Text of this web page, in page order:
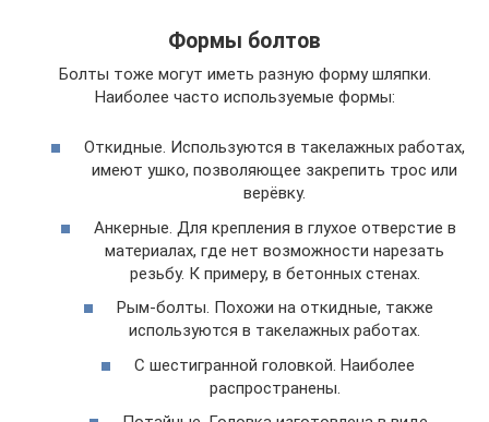
Формы болтов
Болты тоже могут иметь разную форму шляпки.
Наиболее часто используемые формы:
Откидные. Используются в такелажных работах,
имеют ушко, позволяющее закрепить трос или
верёвку.
Анкерные. Для крепления в глухое отверстие в
материалах, где нет возможности нарезать
резьбу. К примеру, в бетонных стенах.
Рым-болты. Похожи на откидные, также
используются в такелажных работах.
С шестигранной головкой. Наиболее
распространены.